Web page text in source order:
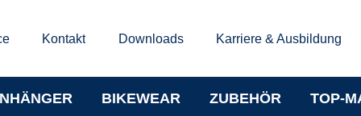
Kontakt Downloads Karriere & Ausbildung
BIKEWEAR ZUBEHÖR TOP-